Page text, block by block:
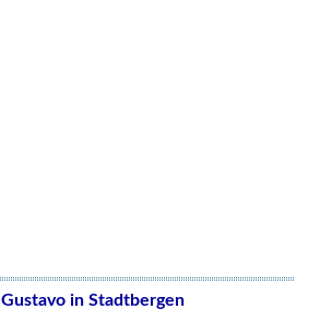
Gustavo in Stadtbergen